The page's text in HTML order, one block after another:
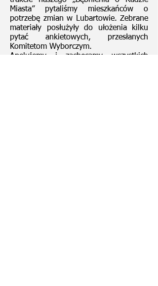
Miasta” pytaliśmy mieszkańców o
potrzebę zmian w Lubartowie. Zebrane
materiały posłużyły do ułożenia kilku
pytać ankietowych, przesłanych
Komitetom Wyborczym.
Apelujemy i zachęcamy wszystkich